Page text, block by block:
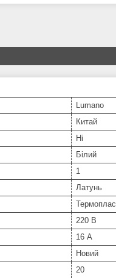
Lumano
Китай
Ні
Білий
1
Латунь
220 В
16 А
Новий
20